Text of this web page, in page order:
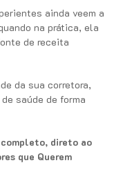
ainda veem a
na prática, ela
de receita
da sua corretora,
saúde de forma
direto ao
que Querem